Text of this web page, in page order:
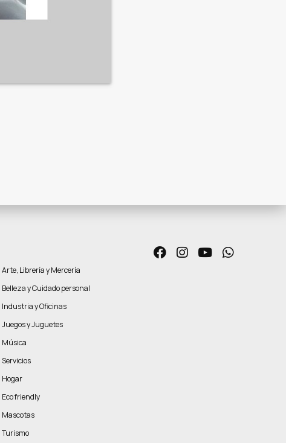
Arte, Librería y Mercería
Belleza y Cuidado personal
Industria y Oficinas
Juegos y Juguetes
Música
Servicios
Hogar
Eco friendly
Mascotas
Turismo